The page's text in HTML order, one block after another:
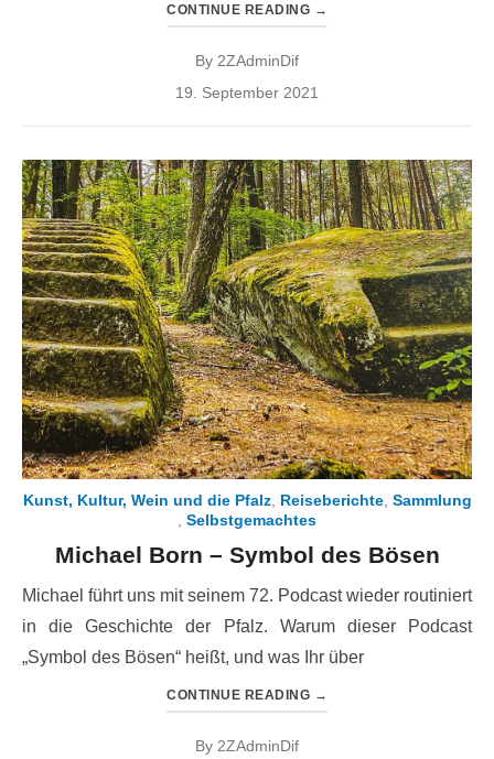
CONTINUE READING →
By 2ZAdminDif
Posted
19. September 2021
Kunst, Kultur, Wein und die Pfalz, Reiseberichte, Sammlung
Selbstgemachtes
Michael Born – Symbol des Bösen
Michael führt uns mit seinem 72. Podcast wieder routiniert
in die Geschichte der Pfalz. Warum dieser Podcast
„Symbol des Bösen“ heißt, und was Ihr über
CONTINUE READING →
By 2ZAdminDif